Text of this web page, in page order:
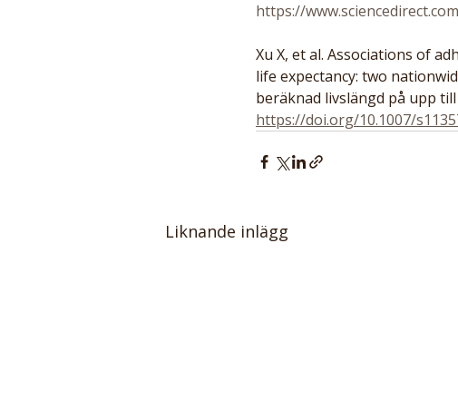
https://
Xu X, et al. Associations of
life expectancy: two
beräknad livslängd på upp till
https://doi.org/10.1007/
Liknande inlägg